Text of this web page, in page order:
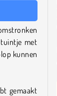
met
kunnen
gemaakt